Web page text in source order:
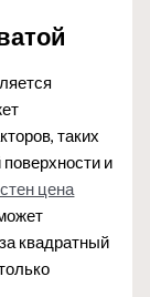
таких
и
цена
квадратный